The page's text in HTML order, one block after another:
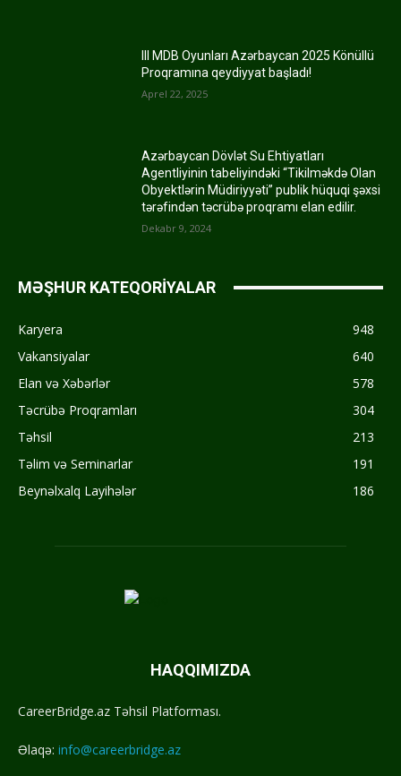
III MDB Oyunları Azərbaycan 2025 Könüllü
Proqramına qeydiyyat başladı!
Aprel 22, 2025
Azərbaycan Dövlət Su Ehtiyatları
Agentliyinin tabeliyindəki “Tikilməkdə Olan
Obyektlərin Müdiriyyəti” publik hüquqi şəxsi
tərəfindən təcrübə proqramı elan edilir.
Dekabr 9, 2024
MƏŞHUR KATEQORİYALAR
Karyera
948
Vakansiyalar
640
Elan və Xəbərlər
578
Təcrübə Proqramları
304
Təhsil
213
Təlim və Seminarlar
191
Beynəlxalq Layihələr
186
HAQQIMIZDA
CareerBridge.az Təhsil Platforması.
Əlaqə: info@careerbridge.az